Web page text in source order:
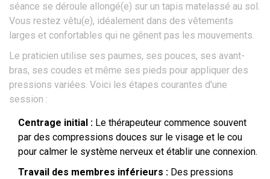
séance se déroule allongé(e) sur un tapis matelassé au sol.
Vous restez vêtu(e), idéalement dans des vêtements
larges et confortables qui ne gênent pas les mouvements.
Le praticien utilise ses paumes, ses pouces, ses avant-
bras, ses coudes et même ses pieds pour appliquer des
pressions variées. Voici les étapes courantes d'une
session :
Centrage initial : Le thérapeuteur commence souvent
par des compressions douces sur le visage et le cou
pour calmer le système nerveux et établir une connexion.
Travail des membres inférieurs : Des pressions